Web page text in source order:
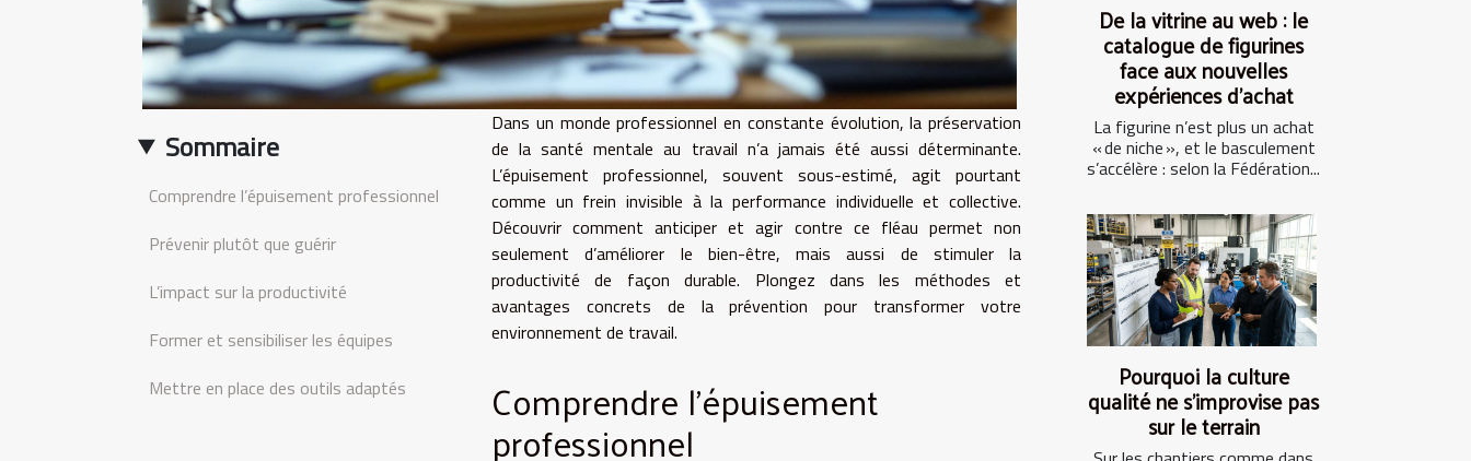
Sommaire
Comprendre l’épuisement professionnel
Prévenir plutôt que guérir
L’impact sur la productivité
Former et sensibiliser les équipes
Mettre en place des outils adaptés
Dans un monde professionnel en constante évolution, la préservation
de la santé mentale au travail n’a jamais été aussi déterminante.
L’épuisement professionnel, souvent sous-estimé, agit pourtant
comme un frein invisible à la performance individuelle et collective.
Découvrir comment anticiper et agir contre ce fléau permet non
seulement d’améliorer le bien-être, mais aussi de stimuler la
productivité de façon durable. Plongez dans les méthodes et
avantages concrets de la prévention pour transformer votre
environnement de travail.
Comprendre l’épuisement
professionnel
De la vitrine au web : le
catalogue de figurines
face aux nouvelles
expériences d’achat
La figurine n’est plus un achat
« de niche », et le basculement
s’accélère : selon la Fédération...
Pourquoi la culture
qualité ne s’improvise pas
sur le terrain